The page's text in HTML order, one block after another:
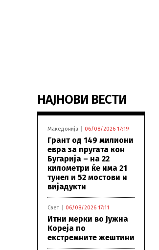
НАЈНОВИ ВЕСТИ
Македонија 06/08/2026 17:19
Грант од 149 милиони
евра за пругата кон
Бугарија – на 22
километри ќе има 21
тунел и 52 мостови и
вијадукти
Свет 06/08/2026 17:11
Итни мерки во Јужна
Кореја по
екстремните жештини